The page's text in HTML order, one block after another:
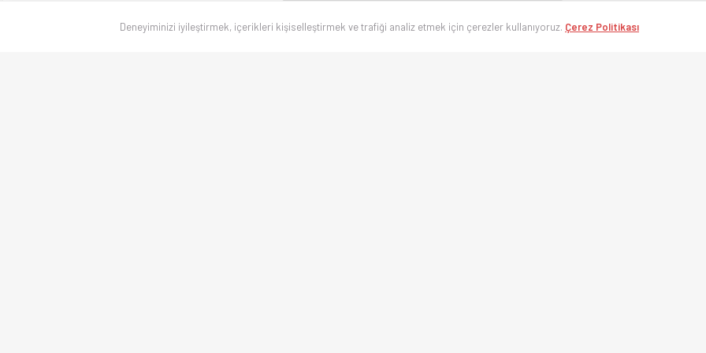
Deneyiminizi iyileştirmek, içerikleri kişiselleştirmek ve trafiği analiz etmek için çerezler kullanıyoruz. Çerez Politikası